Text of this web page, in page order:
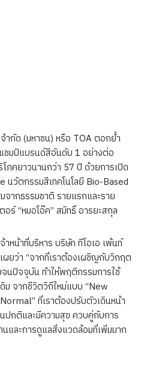
ำกัด (มหาชน) หรือ TOA ตอกย้ำ
ชมป์แบรนด์สีอันดับ 1 อย่างต่อ
ภคยาวนานกว่า 57 ปี ด้วยการเปิด
วัตกรรมสีเทคโนโลยี Bio-Based
ากธรรมชาติ รายแรกและราย
ร์ “หมอโอ๊ค” สมิทธิ์ อารยะสกุล
หน้าที่บริหาร บริษัท ทีโอเอ เพ้นท์
ผยว่า “จากที่เราต้องเผชิญกับวิกฤต
นปัจจุบัน ทำให้พฤติกรรมการใช้
ม จากชีวิตวิถีใหม่แบบ “New
ที่เราต้องปรับตัวเดินหน้า
ปกติและมีความสุข ควบคู่กับการ
และการดูแลสิ่งแวดล้อมที่เพิ่มมาก